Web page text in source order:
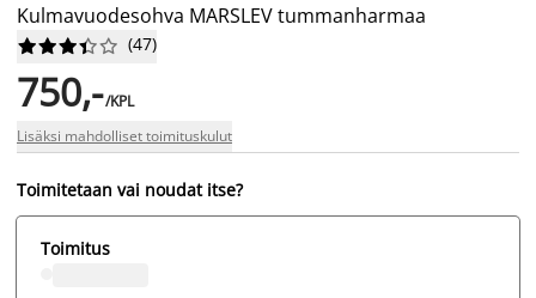
Kulmavuodesohva MARSLEV tummanharmaa





 (47)
750,-/KPL
Lisäksi mahdolliset toimituskulut
Toimitetaan vai noudat itse?
Toimitus